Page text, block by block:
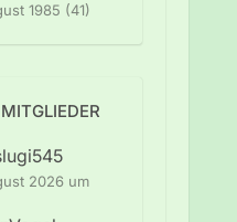
1985 (41)
2026 um